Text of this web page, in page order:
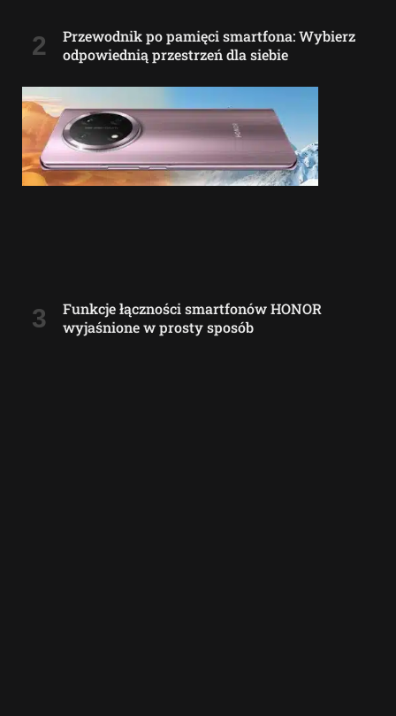
Przewodnik po pamięci smartfona: Wybierz
odpowiednią przestrzeń dla siebie
Funkcje łączności smartfonów HONOR
wyjaśnione w prosty sposób